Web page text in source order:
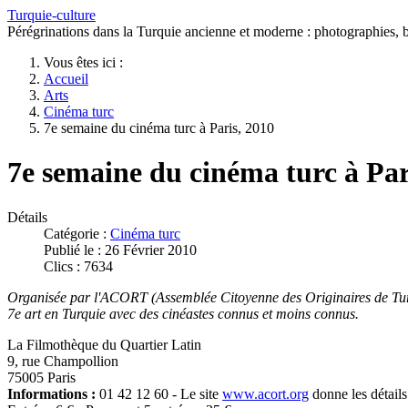
Turquie-culture
Pérégrinations dans la Turquie ancienne et moderne :
Vous êtes ici :
Accueil
Arts
Cinéma turc
7e semaine du cinéma turc à Paris, 2010
7e semaine du cinéma turc à
Détails
Catégorie : Cinéma turc
Publié le : 26 Février 2010
Clics : 7634
Organisée par l'ACORT (Assemblée Citoyenne des Originaires de
7e art en Turquie avec des cinéastes connus et moins connus.
La Filmothèque du Quartier Latin
9, rue Champollion
75005 Paris
Informations : 01 42 12 60 - Le site www.acort.org donne les